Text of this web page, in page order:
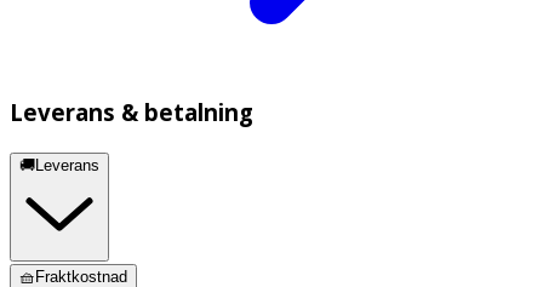
Leverans & betalning
🚚Leverans
🧺Fraktkostnad